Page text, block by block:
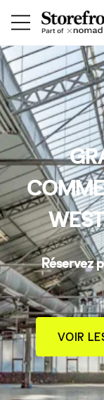
Réservez
VOIR